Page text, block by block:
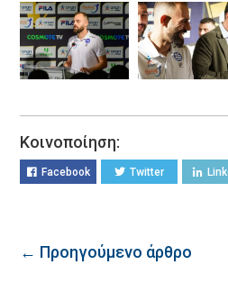
Κοινοποίηση:
Facebook Twitter
← Προηγούμενο άρθρο